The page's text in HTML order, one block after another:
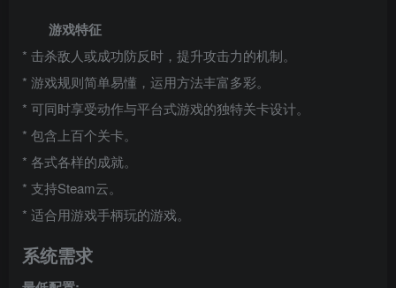
游戏特征
* 击杀敌人或成功防反时，提升攻击力的机制。
* 游戏规则简单易懂，运用方法丰富多彩。
* 可同时享受动作与平台式游戏的独特关卡设计。
* 包含上百个关卡。
* 各式各样的成就。
* 支持Steam云。
* 适合用游戏手柄玩的游戏。
系统需求